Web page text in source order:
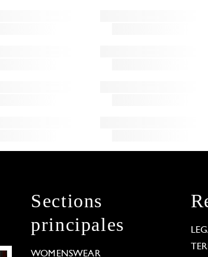
Sections
principales
WOMENSWEAR